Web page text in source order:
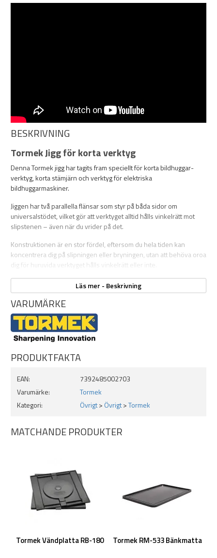
BESKRIVNING
Tormek Jigg för korta verktyg
Denna Tormek jigg har tagits fram speciellt för korta bildhuggar­
verktyg, korta stämjärn och verk­tyg för elektriska
bildhuggarmaskiner.
Jiggen har två parallella flänsar som styr på båda sidor om
universalstödet, vilket gör att verktyget alltid hålls vinkelrätt mot
slipstenen – även när du vrider på det.
Konstruktionen är en stor fördel, eftersom du hela tiden kan
koncentrera dig på slipningen eller bryningen, utan att behöva oroa
dig för huruvida verktyget hålls vinkelrätt eller inte.
Minimumlängd på verktyg är 45 mm vid en 20° eggvinkel.
Läs mer - Beskrivning
VARUMÄRKE
PRODUKTFAKTA
EAN:
7392485002703
Varumärke:
Tormek
Kategori:
Övrigt> Övrigt>Tormek
MATCHANDE PRODUKTER
Tormek Vändplatta RB-180 Tormek RM-533 Bänkmatta